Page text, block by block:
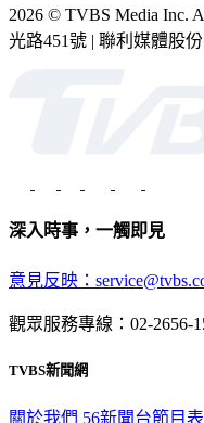
2026 © TVBS Media Inc.
光路451號 | 聯利媒體股
深入時事，一觸即見
意見反映：
觀眾服務專線：02-2656-
TVBS新聞網
關於我們 56新聞台節目表